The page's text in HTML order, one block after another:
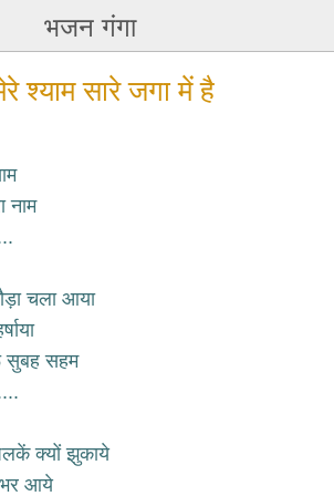
भजन गंगा
श्याम सारे जगा में है
नाम
चला आया
सुबह सहम
क्यों झुकाये
भर आये